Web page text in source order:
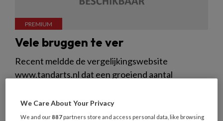
Vele bruggen te ver
Recent meldde de vergelijkingswebsite
www.tandarts.nl dat een groeiend aantal
daling van de tarieven, te compenseren door
meer omzet te genereren.
We Care About Your Privacy
We and our887 partners store and access personal data, like browsing